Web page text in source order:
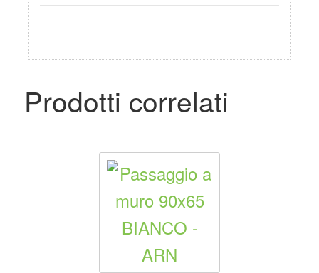
Prodotti correlati